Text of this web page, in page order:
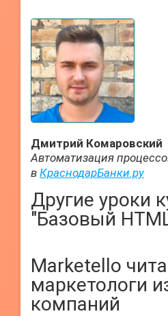
Дмитрий Комаровский
Автоматизация
в КраснодарБанки.ру
Другие уроки
"Базовый
Marketello
маркетологи
компаний